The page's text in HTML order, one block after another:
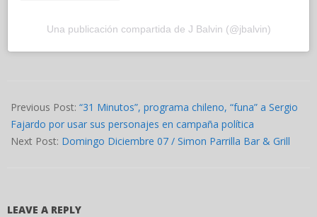
Una publicación compartida de J Balvin (@jbalvin)
11-
29
Previous Post: “31 Minutos”, programa chileno, “funa” a Sergio
Fajardo por usar sus personajes en campaña política
Next Post: Domingo Diciembre 07 / Simon Parrilla Bar & Grill
LEAVE A REPLY